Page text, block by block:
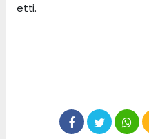
etti.